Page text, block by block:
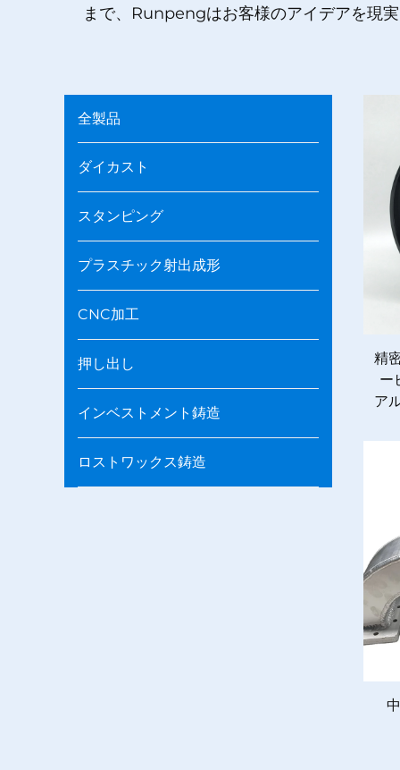
まで、Runpengはお客様のアイデアを現
全製品
ダイカスト
スタンピング
プラスチック射出成形
CNC加工
押し出し
インベストメント鋳造
ロストワックス鋳造
精
ー
ア